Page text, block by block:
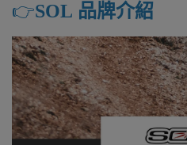
👉️SOL 品牌介紹